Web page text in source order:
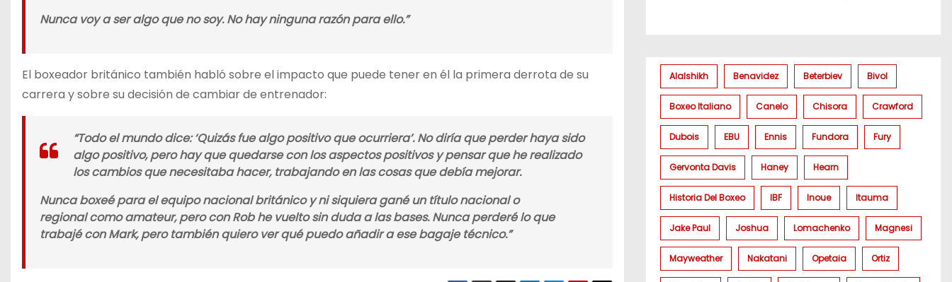
Nunca voy a ser algo que no soy. No hay ninguna razón para ello.”
El boxeador británico también habló sobre el impacto que puede tener en él la primera derrota de su
carrera y sobre su decisión de cambiar de entrenador:
“Todo el mundo dice: ‘Quizás fue algo positivo que ocurriera’. No diría que perder haya sido
algo positivo, pero hay que quedarse con los aspectos positivos y pensar que he realizado
los cambios que necesitaba hacer, trabajando en las cosas que debía mejorar.
Nunca boxeé para el equipo nacional británico y ni siquiera gané un título nacional o
regional como amateur, pero con Rob he vuelto sin duda a las bases. Nunca perderé lo que
trabajé con Mark, pero también quiero ver qué puedo añadir a ese bagaje técnico.”
Alalshikh Benavidez Beterbiev Bivol
Boxeo Italiano Canelo Chisora Crawford
Dubois EBU Ennis Fundora Fury
Gervonta Davis Haney Hearn
Historia Del Boxeo IBF Inoue Itauma
Jake Paul Joshua Lomachenko Magnesi
Mayweather Nakatani Opetaia Ortiz